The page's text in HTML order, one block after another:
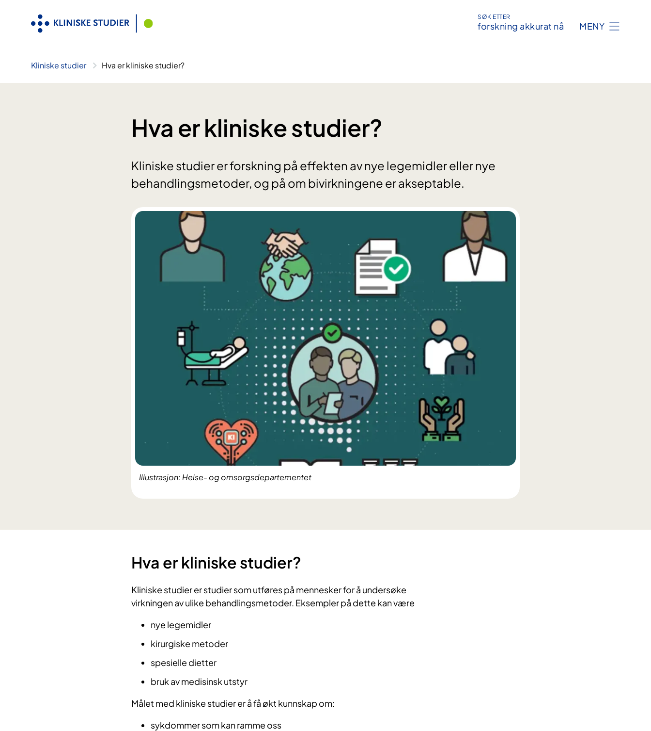
SØK ETTER
forskning akkurat nå MENY
Kliniske studier Hva er kliniske studier?
Hva er kliniske studier?
Kliniske studier er forskning på effekten av nye legemidler eller nye
behandlingsmetoder, og på om bivirkningene er akseptable.
Illustrasjon: Helse- og omsorgsdepartementet
Hva er kliniske studier?
Kliniske studier er studier som utføres på mennesker for å undersøke
virkningen av ulike behandlingsmetoder. Eksempler på dette kan være
nye legemidler
kirurgiske metoder
spesielle dietter
bruk av medisinsk utstyr
Målet med kliniske studier er å få økt kunnskap om:
sykdommer som kan ramme oss